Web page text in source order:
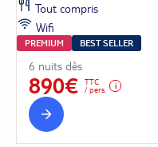
Tout compris
Wifi
PREMIUM BEST SELLER
6 nuits dès
890€
TTC
/ pers.